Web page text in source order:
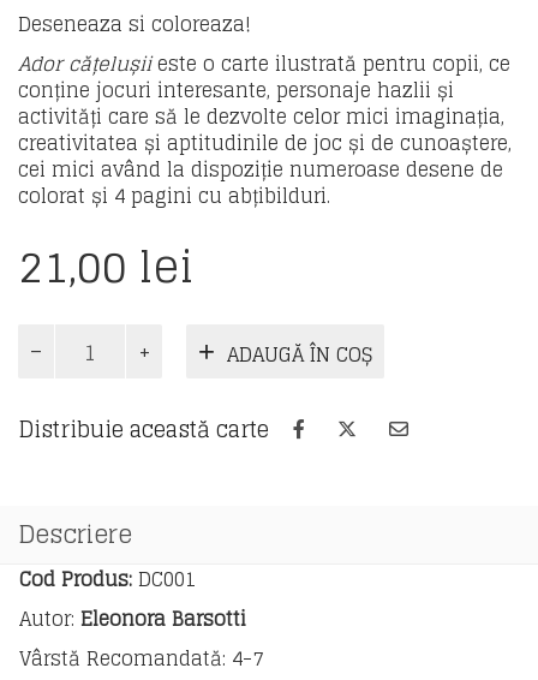
Deseneaza si coloreaza!
Ador cățelușiieste o carte ilustrată pentru copii, ce
conține jocuri interesante, personaje hazlii și
activități care să le dezvolte celor mici imaginația,
creativitatea și aptitudinile de joc și de cunoaștere,
cei mici având la dispoziție numeroase desene de
colorat și 4 pagini cu abțibilduri.
21,00 lei
Cantitate
Ador ADAUGĂ ÎN COȘ
Distribuie această carte
Descriere
Cod Produs: DC001
Autor: Eleonora Barsotti
Vârstă Recomandată: 4-7